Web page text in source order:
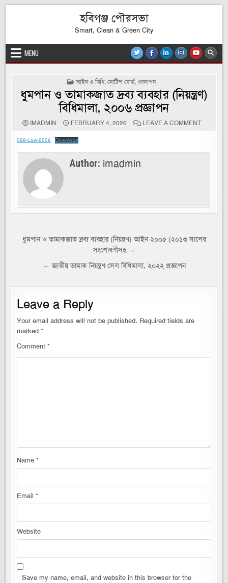
হবিগঞ্জ পৌরসভা
Smart, Clean & Green City
MENU
POSTED
আইন ও বিধি,নোটিশ বোর্ড,প্রজ্ঞাপন
ধুমপান ও তামাকজাত দ্রব্য ব্যবহার (নিয়ন্ত্রণ)
বিধিমালা, ২০০৬ প্রজ্ঞাপন
IMADMIN FEBRUARY 4, 2026 LEAVE A COMMENTON
ব্যবহার
098-Law-2006 Download
Author: imadmin
Post
ধুমপান ও তামাকজাত দ্রব্য ব্যবহার (নিয়ন্ত্রণ) আইন ২০০৫ (২০১৩ সালের
সংশোধণীসহ →
← জাতীয় তামাক নিয়ন্ত্রণ সেল বিধিমালা, ২০২২ প্রজ্ঞাপন
Leave a Reply
Your email address will not be published. Required fields are
marked*
Comment*
Name*
Email*
Website
Save my name, email, and website in this browser for the